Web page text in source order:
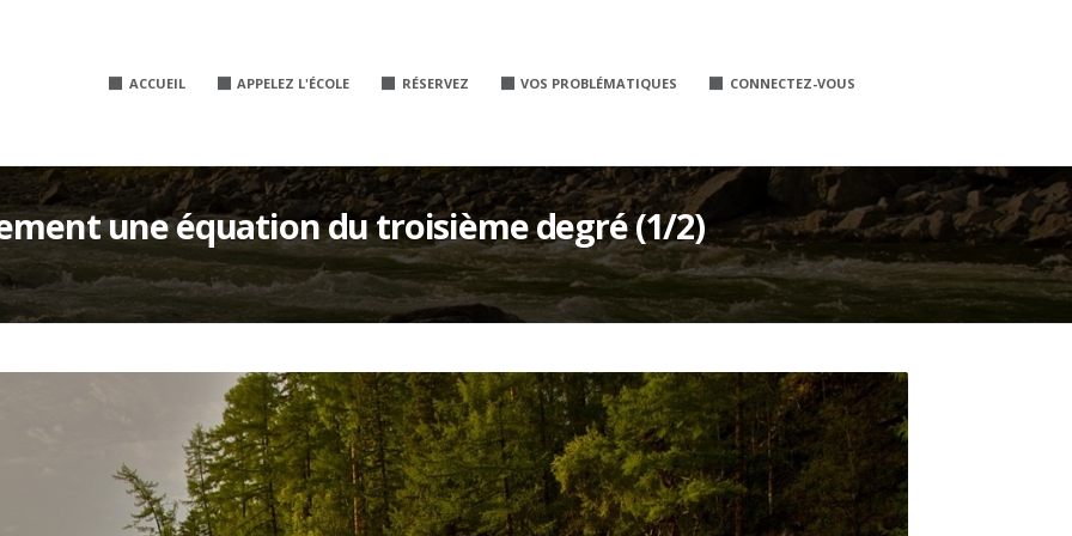
ACCUEIL APPELEZ L'ÉCOLE RÉSERVEZ VOS PROBLÉMATIQUES CONNECTEZ-VOUS
une équation du troisième degré (1/2)